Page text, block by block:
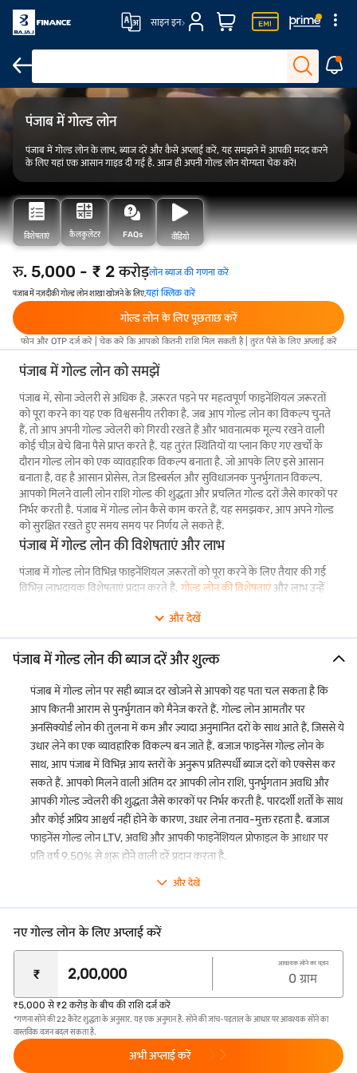
साइन इन
ओवरव्यू
पंजाब में गोल्ड लोन
पंजाब में गोल्ड लोन के लाभ, ब्याज दरें और कैसे अप्लाई करें, यह समझने में आपकी मदद करने
के लिए यहां एक आसान गाइड दी गई है. आज ही अपनी गोल्ड लोन योग्यता चेक करें!
विशेषताएं कैलकुलेटर FAQs वीडियो
रु. 5,000 - ₹ 2 करोड़लोन ब्याज की गणना करें
पंजाब में नज़दीकी गोल्ड लोन शाखा खोजने के लिए,यहां क्लिक करें
गोल्ड लोन के लिए पूछताछ करें
फोन और OTP दर्ज करें | चेक करें कि आपको कितनी राशि मिल सकती है | तुरंत पैसे के लिए अप्लाई करें
पंजाब में गोल्ड लोन को समझें
पंजाब में, सोना ज्वेलरी से अधिक है. ज़रूरत पड़ने पर महत्वपूर्ण फाइनेंशियल ज़रूरतों
को पूरा करने का यह एक विश्वसनीय तरीका है. जब आप गोल्ड लोन का विकल्प चुनते
हैं, तो आप अपनी गोल्ड ज्वेलरी को गिरवी रखते हैं और भावनात्मक मूल्य रखने वाली
कोई चीज़ बेचे बिना पैसे प्राप्त करते हैं. यह तुरंत स्थितियों या प्लान किए गए खर्चों के
दौरान गोल्ड लोन को एक व्यावहारिक विकल्प बनाता है. जो आपके लिए इसे आसान
बनाता है, वह है आसान प्रोसेस, तेज़ डिस्बर्सल और सुविधाजनक पुनर्भुगतान विकल्प.
आपको मिलने वाली लोन राशि गोल्ड की शुद्धता और प्रचलित गोल्ड दरों जैसे कारकों पर
निर्भर करती है. पंजाब में गोल्ड लोन कैसे काम करते हैं, यह समझकर, आप अपने गोल्ड
को सुरक्षित रखते हुए समय समय पर निर्णय ले सकते हैं.
पंजाब में गोल्ड लोन की विशेषताएं और लाभ
पंजाब में गोल्ड लोन विभिन्न फाइनेंशियल ज़रूरतों को पूरा करने के लिए तैयार की गई
विभिन्न लाभदायक विशेषताएं प्रदान करते हैं. गोल्ड लोन की विशेषताएंऔर लाभ उन्हें
आपको अपने सभी प्लान किए गए और आकस्मिक खर्चों को बहुत आसानी से संभालने में
सक्षम बनाता है, जिससे कई लाभ मिलते हैं:
हमारीगोल्ड लोन पार्ट रिलीज़ सुविधाके साथ, आप अपने लोन के एक हिस्से का
पुनर्भुगतान कर सकते हैं और अपनी लोन अवधि समाप्त होने से पहले अपनी गोल्ड
ज्वेलरी का एक हिस्सा वापस ले सकते हैं.
कोई पार्ट-प्री-पेमेंट या फोरक्लोज़र शुल्क नहीं*
अपने लोन का एक हिस्सा पहले ही चुकाएं या बिना किसी अतिरिक्त लागत के पूरी
राशि का भुगतान करें.
पारदर्शी मूल्यांकन
यह सुनिश्चित करने के लिए कि आपको अपने सोने के लिए सर्वश्रेष्ठ वैल्यू मिलती है,
हम अपनी सभी शाखा में टॉप क्वालिटी कैरेट मीटर का उपयोग करते हैं.
गोल्ड का मुफ्त इंश्योरेंस
हमारा फ्री बीमा हमारी कस्टडी में होने पर आपकी गोल्ड ज्वेलरी की चोरी या नुकसान
सुविधाजनक पुनर्भुगतान विकल्प
हम कई पुनर्भुगतान विकल्प प्रदान करते हैं, जहां आप अपनी सुविधा के अनुसार
मासिक, द्वि-मासिक, त्रैमासिक, अर्ध-वार्षिक या वार्षिक आधार पर ब्याज का
भुगतान करने का विकल्प चुन सकते हैं. कृपया ध्यान दें कि मूल राशि और लंबित
ब्याज, अगर कोई हो, लोन मेच्योरिटी के समय भुगतान के लिए देय होगा.
आसान एप्लीकेशन प्रोसेस
गोल्ड लोन के लिए ऑनलाइन अप्लाई करें. जब आप अपने शहर में हमारी
और देखें
पंजाब में गोल्ड लोन की ब्याज दरें और शुल्क
पंजाब में गोल्ड लोन पर सही ब्याज दर खोजने से आपको यह पता चल सकता है कि
आप कितनी आराम से पुनर्भुगतान को मैनेज करते हैं. गोल्ड लोन आमतौर पर
अनसिक्योर्ड लोन की तुलना में कम और ज़्यादा अनुमानित दरों के साथ आते हैं, जिससे ये
उधार लेने का एक व्यावहारिक विकल्प बन जाते हैं. बजाज फाइनेंस गोल्ड लोन के
साथ, आप पंजाब में विभिन्न आय स्तरों के अनुरूप प्रतिस्पर्धी ब्याज दरों को एक्सेस कर
सकते हैं. आपको मिलने वाली अंतिम दर आपकी लोन राशि, पुनर्भुगतान अवधि और
आपकी गोल्ड ज्वेलरी की शुद्धता जैसे कारकों पर निर्भर करती है. पारदर्शी शर्तों के साथ
और कोई अप्रिय आश्चर्य नहीं होने के कारण, उधार लेना तनाव-मुक्त रहता है. बजाज
फाइनेंस गोल्ड लोन LTV, अवधि और आपकी फाइनेंशियल प्रोफाइल के आधार पर
प्रति वर्ष 9.50% से शुरू होने वाली दरें प्रदान करता है.
और देखें
नए गोल्ड लोन के लिए अप्लाई करें
₹
आवश्यक सोने का वज़न
0 ग्राम
₹5,000 से ₹2 करोड़ के बीच की राशि दर्ज करें
*गणना सोने की 22 कैरेट शुद्धता के अनुसार. यह एक अनुमान है. सोने की जांच-पड़ताल के आधार पर आवश्यक सोने का
वास्तविक वजन बदल सकता है.
अभी अप्लाई करें